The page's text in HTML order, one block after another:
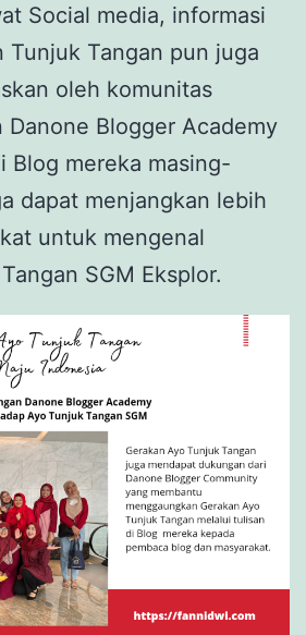
Social media, informasi
Tunjuk Tangan pun juga
oleh komunitas
Danone Blogger Academy
Blog mereka masing-
dapat menjangkan lebih
untuk mengenal
SGM Eksplor.